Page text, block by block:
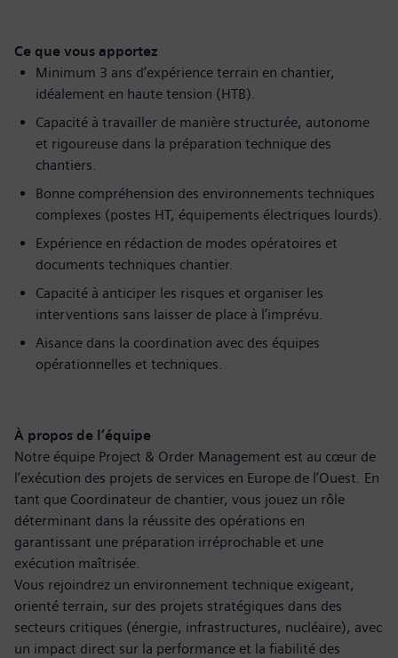
Ce que vous apportez
Minimum 3 ans d’expérience terrain en chantier,
idéalement en haute tension (HTB).
Capacité à travailler de manière structurée, autonome
et rigoureuse dans la préparation technique des
chantiers.
Bonne compréhension des environnements techniques
complexes (postes HT, équipements électriques lourds).
Expérience en rédaction de modes opératoires et
documents techniques chantier.
Capacité à anticiper les risques et organiser les
interventions sans laisser de place à l’imprévu.
Aisance dans la coordination avec des équipes
opérationnelles et techniques.
À propos de l’équipe
Notre équipe Project & Order Management est au cœur de
l’exécution des projets de services en Europe de l’Ouest. En
tant que Coordinateur de chantier, vous jouez un rôle
déterminant dans la réussite des opérations en
garantissant une préparation irréprochable et une
exécution maîtrisée.
Vous rejoindrez un environnement technique exigeant,
orienté terrain, sur des projets stratégiques dans des
secteurs critiques (énergie, infrastructures, nucléaire), avec
un impact direct sur la performance et la fiabilité des